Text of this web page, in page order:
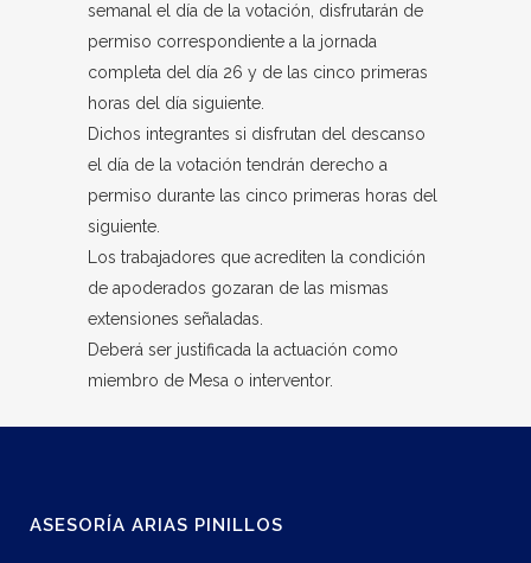
semanal el día de la votación, disfrutarán de
permiso correspondiente a la jornada
completa del día 26 y de las cinco primeras
horas del día siguiente.
Dichos integrantes si disfrutan del descanso
el día de la votación tendrán derecho a
permiso durante las cinco primeras horas del
siguiente.
Los trabajadores que acrediten la condición
de apoderados gozaran de las mismas
extensiones señaladas.
Deberá ser justificada la actuación como
miembro de Mesa o interventor.
ASESORÍA ARIAS PINILLOS